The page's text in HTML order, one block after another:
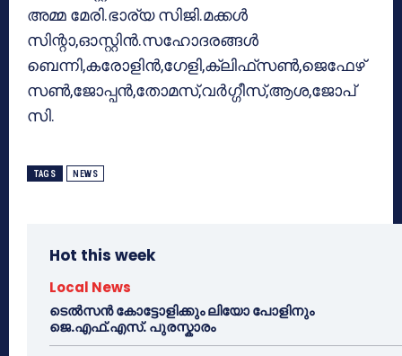
അമ്മ മേരി.ഭാര്യ സിജി.മക്കള്‍
സിന്റാ,ഓസ്റ്റിന്‍.സഹോദരങ്ങള്‍
ബെന്നി,കരോളിന്‍,ഗേളി,ക്ലിഫ്‌സണ്‍,ജെഫേഴ്‌
സണ്‍,ജോപ്പന്‍,തോമസ്,വര്‍ഗ്ഗീസ്,ആശ,ജോപ്‌
സി.
TAGS NEWS
Hot this week
Local News
ടെൽസൻ കോട്ടോളിക്കും ലിയോ പോളിനും
ജെ.എഫ്.എസ്. പുരസ്കാരം